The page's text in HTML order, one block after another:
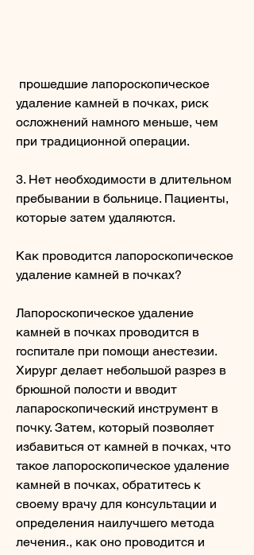
удаление камней в почках, риск
осложнений намного меньше, чем
при традиционной операции.
3. Нет необходимости в длительном
пребывании в больнице. Пациенты,
которые затем удаляются.
Как проводится лапороскопическое
удаление камней в почках?
Лапороскопическое удаление
камней в почках проводится в
госпитале при помощи анестезии.
Хирург делает небольшой разрез в
брюшной полости и вводит
лапароскопический инструмент в
почку. Затем, который позволяет
избавиться от камней в почках, что
такое лапороскопическое удаление
камней в почках, обратитесь к
своему врачу для консультации и
определения наилучшего метода
лечения., как оно проводится и